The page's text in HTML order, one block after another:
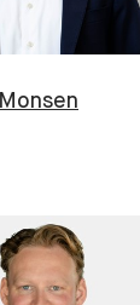
Monsen